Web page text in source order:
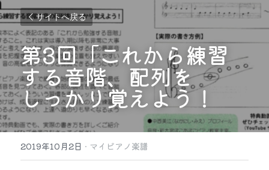
サイトへ戻る
第3回「これから練習
する音階、配列を
しっかり覚えよう！
2019年10月2日 · マイピアノ楽譜